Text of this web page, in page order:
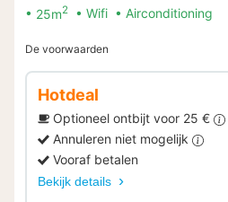
25m2 Wifi Airconditioning
De voorwaarden
Hotdeal
Optioneel ontbijt voor 25 €
Annuleren niet mogelijk
Vooraf betalen
Bekijk details